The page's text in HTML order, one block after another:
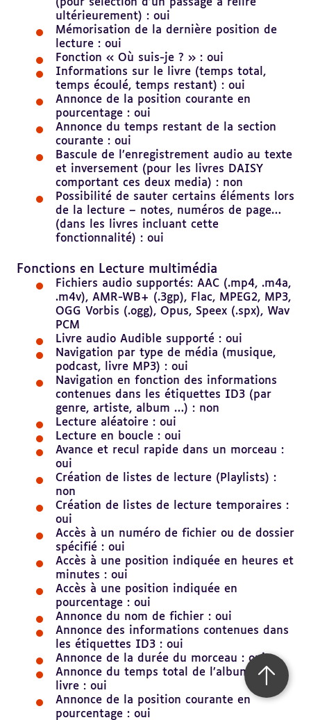
ultérieurement) : oui
Mémorisation de la dernière position de
lecture : oui
Fonction « Où suis-je ? » : oui
Informations sur le livre (temps total,
temps écoulé, temps restant) : oui
Annonce de la position courante en
pourcentage : oui
Annonce du temps restant de la section
courante : oui
Bascule de l’enregistrement audio au texte
et inversement (pour les livres DAISY
comportant ces deux media) : non
Possibilité de sauter certains éléments lors
de la lecture – notes, numéros de page…
(dans les livres incluant cette
fonctionnalité) : oui
Fonctions en Lecture multimédia
Fichiers audio supportés: AAC (.mp4, .m4a,
.m4v), AMR-WB+ (.3gp), Flac, MPEG2, MP3,
OGG Vorbis (.ogg), Opus, Speex (.spx), Wav
PCM
Livre audio Audible supporté : oui
Navigation par type de média (musique,
podcast, livre MP3) : oui
Navigation en fonction des informations
contenues dans les étiquettes ID3 (par
genre, artiste, album …) : non
Lecture aléatoire : oui
Lecture en boucle : oui
Avance et recul rapide dans un morceau :
oui
Création de listes de lecture (Playlists) :
non
Création de listes de lecture temporaires :
oui
Accès à un numéro de fichier ou de dossier
spécifié : oui
Accès à une position indiquée en heures et
minutes : oui
Accès à une position indiquée en
pourcentage : oui
Annonce du nom de fichier : oui
Annonce des informations contenues dans
les étiquettes ID3 : oui
Annonce de la durée du morceau : oui
Annonce du temps total de l’album / du
livre : oui
Annonce de la position courante en
pourcentage : oui
au
sommaire
Retour